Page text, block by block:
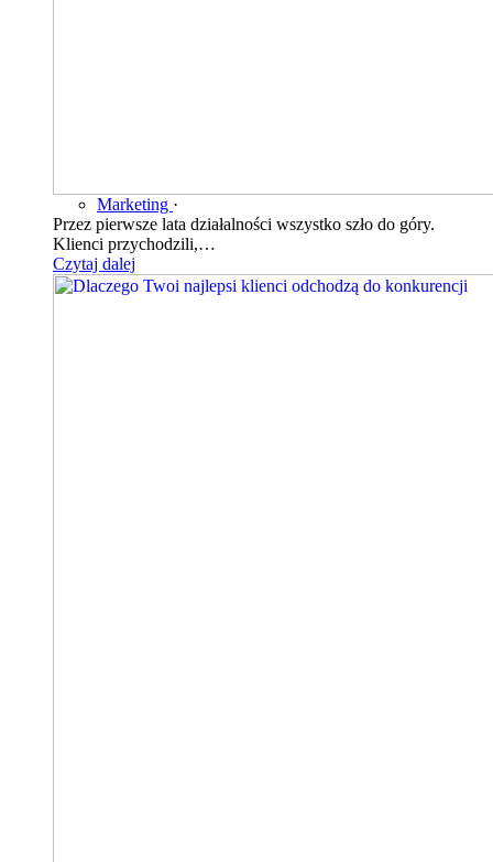
Marketing ·
Przez pierwsze lata działalności wszystko szło do góry.
Klienci przychodzili,…
Czytaj dalej